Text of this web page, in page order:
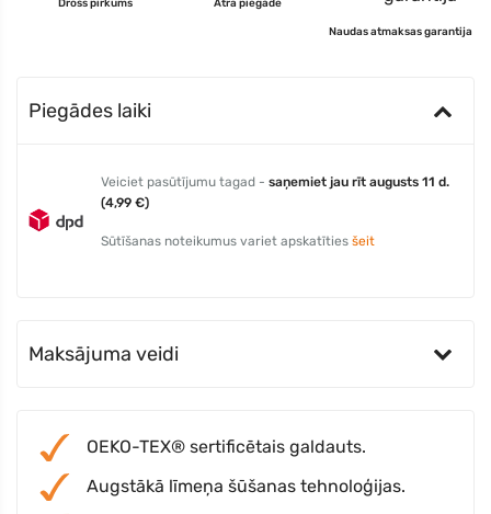
Drošs pirkums Ātra piegāde
Naudas atmaksas garantija
Piegādes laiki
Veiciet pasūtījumu tagad - saņemiet jau rīt augusts 11 d.
(4,99 €)
Sūtīšanas noteikumus variet apskatīties šeit
Maksājuma veidi
OEKO-TEX® sertificētais galdauts.
Augstākā līmeņa šūšanas tehnoloģijas.